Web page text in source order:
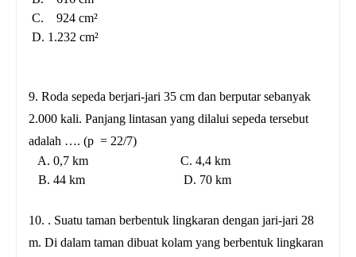
C. 924 cm²
D. 1.232 cm²
9. Roda sepeda berjari-jari 35 cm dan berputar sebanyak
2.000 kali. Panjang lintasan yang dilalui sepeda tersebut
adalah …. (p = 22/7)
A. 0,7 km C. 4,4 km
B. 44 km D. 70 km
10. . Suatu taman berbentuk lingkaran dengan jari-jari 28
m. Di dalam taman dibuat kolam yang berbentuk lingkaran